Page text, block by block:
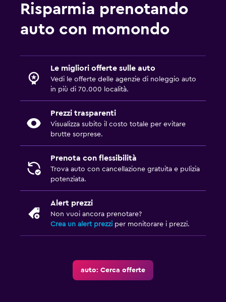
Risparmia prenotando
auto con momondo
Le migliori offerte sulle auto
Vedi le offerte delle agenzie di noleggio auto
in più di 70.000 località.
Prezzi trasparenti
Visualizza subito il costo totale per evitare
brutte sorprese.
Prenota con flessibilità
Trova auto con cancellazione gratuita e pulizia
potenziata.
Alert prezzi
Non vuoi ancora prenotare?
Crea un alert prezzi per monitorare i prezzi.
auto: Cerca offerte